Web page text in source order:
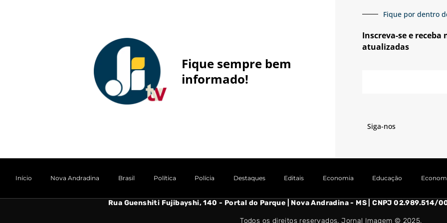
Fique sempre bem
informado!
Fique por dentro
Inscreva-se e
atualizadas
Siga-nos
Início Nova Andradina Brasil Política Polícia Destaques Editais Economia Educação
Rua Guenshiti Fujibayshi, 140 - Portal do Parque | Nova Andradina - MS | CNPJ
Todos os direitos reservados. Jornal Imagem © 2025.